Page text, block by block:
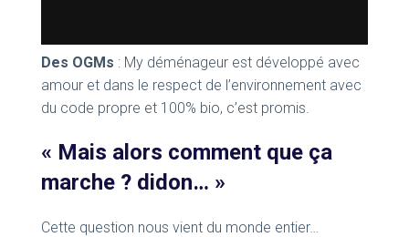
Des OGMs : My déménageur est développé avec
amour et dans le respect de l’environnement avec
du code propre et 100% bio, c’est promis.
« Mais alors comment que ça
marche ? didon… »
Cette question nous vient du monde entier…